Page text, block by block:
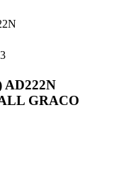
AD222N
GRACO